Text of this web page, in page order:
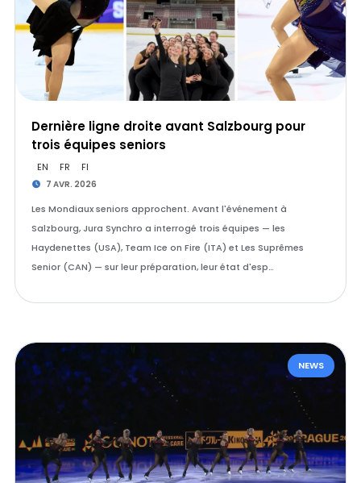
Dernière ligne droite avant Salzbourg pour
trois équipes seniors
EN FR FI
7 AVR. 2026
Les Mondiaux seniors approchent. Avant l'événement à
Salzbourg, Jura Synchro a interrogé trois équipes — les
Haydenettes (USA), Team Ice on Fire (ITA) et Les Suprêmes
Senior (CAN) — sur leur préparation, leur état d'esp…
NEWS